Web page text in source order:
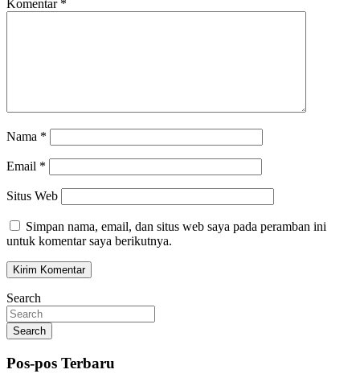
Komentar *
Nama *
Email *
Situs Web
Simpan nama, email, dan situs web saya pada peramban ini
untuk komentar saya berikutnya.
Search
Search
Pos-pos Terbaru